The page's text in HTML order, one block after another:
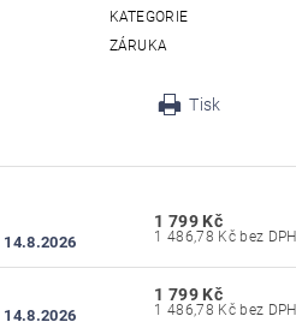
KATEGORIE
ZÁRUKA
Tisk
14.8.2026
1 799 Kč
1 486,78 Kč bez DPH
14.8.2026
1 799 Kč
1 486,78 Kč bez DPH